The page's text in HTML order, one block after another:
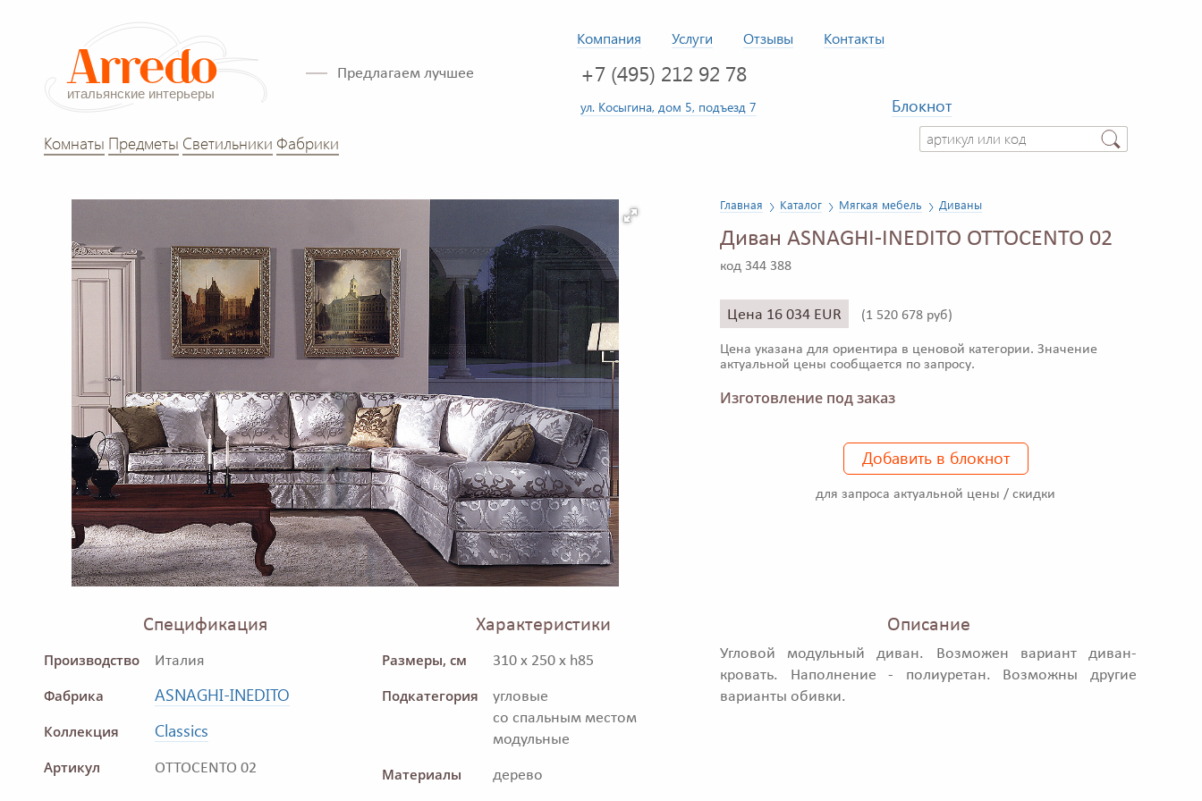
Компания Услуги Отзывы Контакты
Предлагаем лучшее +7 (495) 212 92 78
ул. Косыгина, дом 5, подъезд 7
Блокнот
Комнаты Предметы Светильники Фабрики
Главная Каталог Мягкая мебель Диваны
Диван ASNAGHI-INEDITO OTTOCENTO 02
код 344 388
Цена 16 034 EUR (1 520 678 руб)
Цена указана для ориентира в ценовой категории. Значение
актуальной цены сообщается по запросу.
Изготовление под заказ
Добавить в блокнот
для запроса актуальной цены / скидки
Спецификация
Производство Италия
Фабрика ASNAGHI-INEDITO
Коллекция Classics
Артикул OTTOCENTO 02
Характеристики
Размеры, см 310 x 250 x h85
Подкатегория
угловые
со спальным местом
модульные
Материалы дерево
Описание
Угловой модульный диван. Возможен вариант диван-
кровать. Наполнение - полиуретан. Возможны другие
варианты обивки.